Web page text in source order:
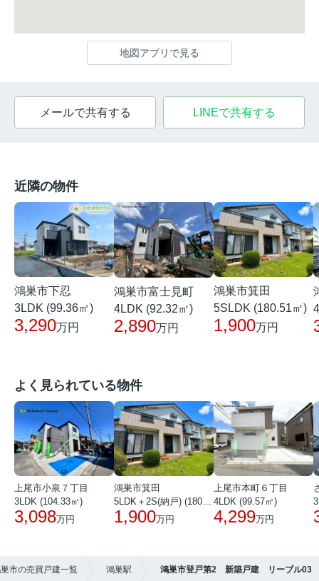
地図アプリで見る
メールで共有する LINEで共有する
近隣の物件
鴻巣市下忍
3LDK (99.36㎡)
3,290万円
鴻巣市富士見町
4LDK (92.32㎡)
2,890万円
鴻巣市箕田
5SLDK (180.51㎡)
1,900万円
よく見られている物件
上尾市小泉７丁目
3LDK (104.33㎡)
3,098万円
鴻巣市箕田
1,900万円
上尾市本町６丁目
4LDK (99.57㎡)
4,299万円
市の売買戸建一覧 鴻巣駅 鴻巣市登戸第2 新築戸建 リーブル03